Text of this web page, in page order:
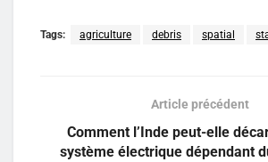
Tags: agriculture debris spatial
Article précédent
Comment l’Inde peut-elle
système électrique dépendant